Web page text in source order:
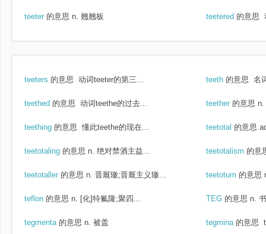
teeter 的意思 n. 翘翘板 teetered 的意思
teeters 的意思 动词teeter的第三... teeth 的意思 名
teethed 的意思 动词teethe的过去... teether 的意思
teething 的意思 懂此teethe的现在... teetotal 的意思
teetotaling 的意思 n. 绝对禁酒主益... teetotalism 的意
teetotaller 的意思 n. 晋厩辙;晋厩主义辙... teetotum 的意思
teflon 的意思 n. [化]特氟隆;聚四... TEG 的意思 n.
tegmenta 的意思 n. 被盖 tegmina 的意思